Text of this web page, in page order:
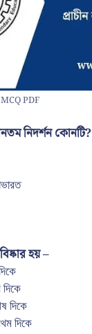
MCQ PDF
নিদর্শন কোনটি?
হয় –
দিকে
দিকে